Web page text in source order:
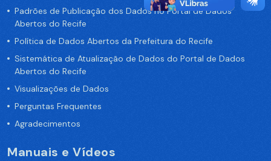
Padrões de Publicação dos Dados no Portal de Dados
Abertos do Recife
Política de Dados Abertos da Prefeitura do Recife
Sistemática de Atualização de Dados do Portal de Dados
Abertos do Recife
Visualizações de Dados
Perguntas Frequentes
Agradecimentos
Manuais e Vídeos